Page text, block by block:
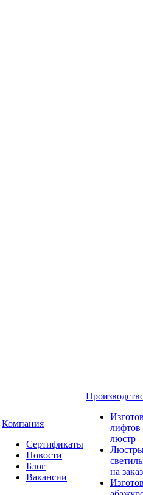
Компания
Сертификаты
Новости
Блог
Вакансии
лифтов
люстр
на заказ